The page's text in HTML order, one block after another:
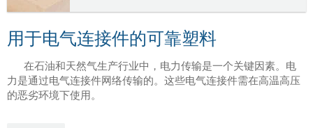
用于电气连接件的可靠塑料
在石油和天然气生产行业中，电力传输是一个关键因素。电
力是通过电气连接件网络传输的。这些电气连接件需在高温高压
的恶劣环境下使用。